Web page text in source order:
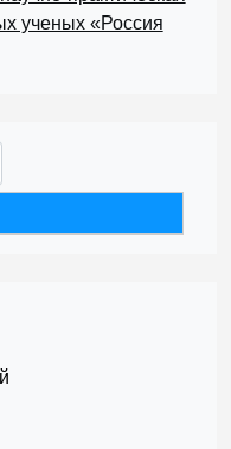
ученых «Россия